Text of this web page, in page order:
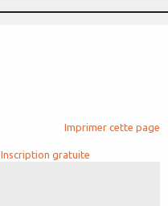
Imprimer cette page
Inscription gratuite